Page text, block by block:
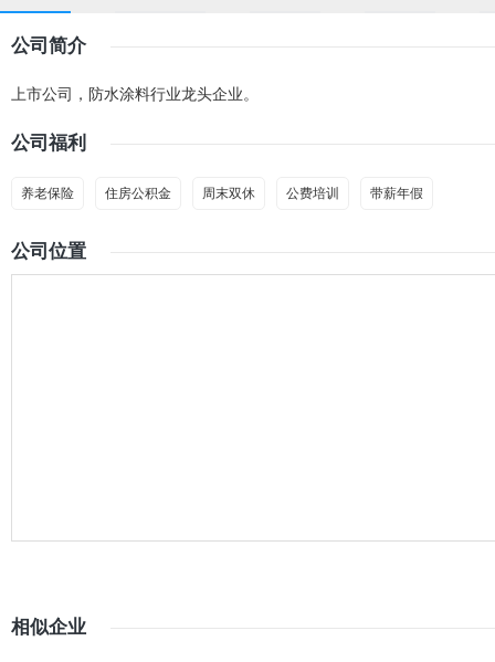
公司简介
上市公司，防水涂料行业龙头企业。
公司福利
养老保险 住房公积金 周末双休 公费培训 带薪年假
公司位置
相似企业